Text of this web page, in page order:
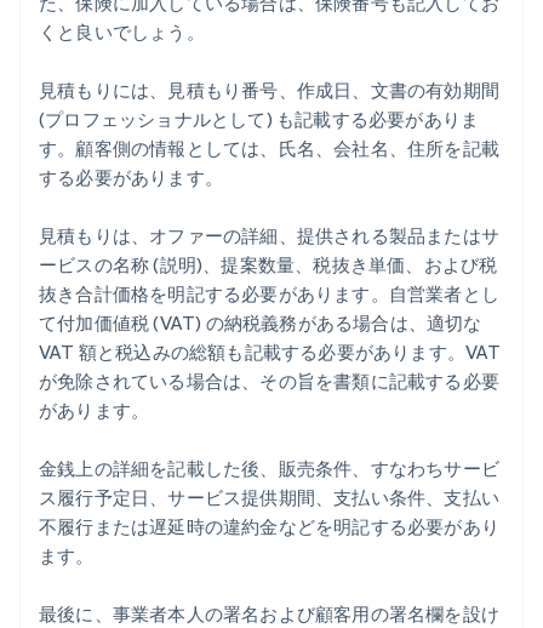
くと良いでしょう。
見積もりには、見積もり番号、作成日、文書の有効期間
(プロフェッショナルとして) も記載する必要がありま
す。顧客側の情報としては、氏名、会社名、住所を記載
する必要があります。
見積もりは、オファーの詳細、提供される製品またはサ
ービスの名称 (説明)、提案数量、税抜き単価、および税
抜き合計価格を明記する必要があります。自営業者とし
て付加価値税 (VAT) の納税義務がある場合は、適切な
VAT 額と税込みの総額も記載する必要があります。VAT
が免除されている場合は、その旨を書類に記載する必要
があります。
金銭上の詳細を記載した後、販売条件、すなわちサービ
ス履行予定日、サービス提供期間、支払い条件、支払い
不履行または遅延時の違約金などを明記する必要があり
ます。
最後に、事業者本人の署名および顧客用の署名欄を設け